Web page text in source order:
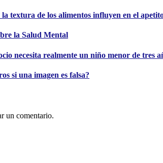
textura de los alimentos influyen en el
la Salud Mental
necesita realmente un niño menor de tres
si una imagen es falsa?
un comentario.